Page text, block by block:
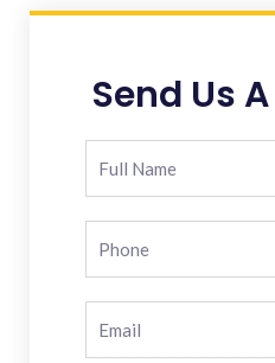
Send Us